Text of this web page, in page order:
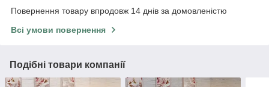
Повернення товару впродовж 14 днів за домовленістю
Всі умови повернення
Подібні товари компанії